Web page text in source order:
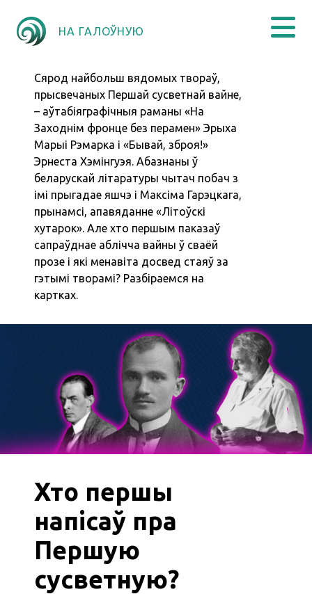
НА ГАЛОЎНУЮ
Сярод найбольш вядомых твораў,
прысвечаных Першай сусветнай вайне,
– аўтабіяграфічныя раманы «На
Заходнім фронце без перамен» Эрыха
Марыі Рэмарка і «Бывай, зброя!»
Эрнеста Хэмінгуэя. Абазнаны ў
беларускай літаратуры чытач побач з
імі прыгадае яшчэ і Максіма Гарэцкага,
прынамсі, апавяданне «Літоўскі
хутарок». Але хто першым паказаў
сапраўднае аблічча вайны ў сваёй
прозе і які менавіта досвед стаяў за
гэтымі творамі? Разбіраемся на
картках.
Хто першы
напісаў пра
Першую
сусветную?